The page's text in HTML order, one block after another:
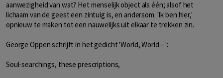
aanwezigheid van wat? Het menselijk object als één; alsof het
lichaam van de geest een zintuig is, en andersom. 'Ik ben hier,'
opnieuw te maken tot een nauwelijks uit elkaar te trekken zin.
George Oppen schrijft in het gedicht 'World, World – ':
Soul-searchings, these prescriptions,